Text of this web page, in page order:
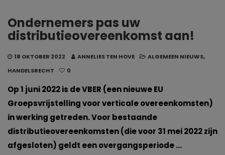
Ondernemers pas uw
distributieovereenkomst aan!
18 OKTOBER 2022 ANNELIES TEN HOVE ALGEMEEN NIEUWS,
HANDELSRECHT
0
Op 1 juni 2022 is de VBER (een nieuwe EU
Groepsvrijstelling voor verticale overeenkomsten)
in werking getreden. Voor bestaande
distributieovereenkomsten (die voor 31 mei 2022 zijn
afgesloten) geldt een overgangsperiode …